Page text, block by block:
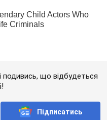
подивись, що відбудеться
Підписатись